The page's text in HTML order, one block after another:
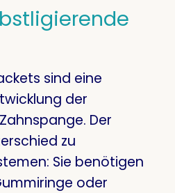
sind eine
der
. Der
zu
Sie benötigen
oder